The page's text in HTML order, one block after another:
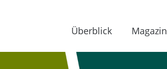
Überblick Magazin